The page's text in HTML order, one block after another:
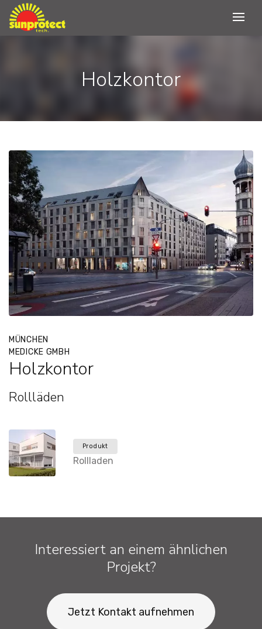
Holzkontor
MÜNCHEN
MEDICKE GMBH
Holzkontor
Rollläden
Produkt
Rollladen
Interessiert an einem ähnlichen
Projekt?
Jetzt Kontakt aufnehmen